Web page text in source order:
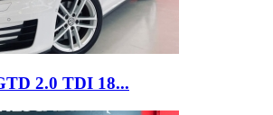
2.0 TDI 18...